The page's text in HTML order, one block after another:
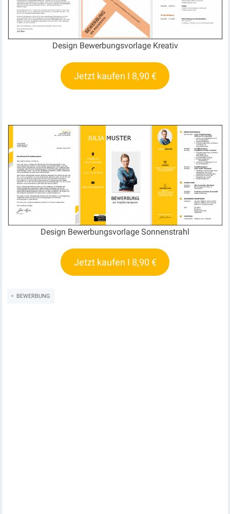
Design Bewerbungsvorlage Kreativ
Jetzt kaufen I 8,90 €
Design Bewerbungsvorlage Sonnenstrahl
Jetzt kaufen I 8,90 €
BEWERBUNG